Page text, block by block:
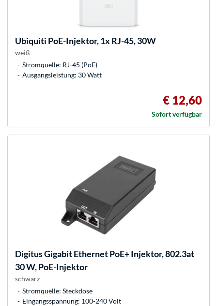
Ubiquiti PoE-Injektor, 1x RJ-45, 30W
weiß
Stromquelle: RJ-45 (PoE)
Ausgangsleistung: 30 Watt
€ 12,60
Sofort verfügbar
DigitusGigabit Ethernet PoE+ Injektor, 802.3at
30 W, PoE-Injektor
schwarz
Stromquelle: Steckdose
Eingangsspannung: 100-240 Volt